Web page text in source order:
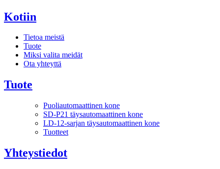
Kotiin
Tietoa meistä
Tuote
Miksi valita meidät
Ota yhteyttä
Tuote
Puoliautomaattinen kone
SD-P21 täysautomaattinen kone
LD-12-sarjan täysautomaattinen kone
Tuotteet
Yhteystiedot